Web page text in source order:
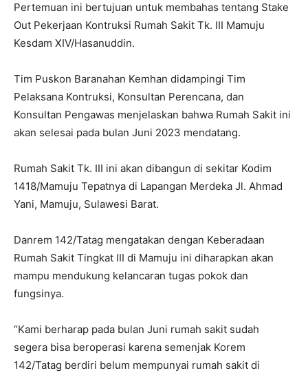
Pertemuan ini bertujuan untuk membahas tentang Stake
Out Pekerjaan Kontruksi Rumah Sakit Tk. III Mamuju
Kesdam XIV/Hasanuddin.
Tim Puskon Baranahan Kemhan didampingi Tim
Pelaksana Kontruksi, Konsultan Perencana, dan
Konsultan Pengawas menjelaskan bahwa Rumah Sakit ini
akan selesai pada bulan Juni 2023 mendatang.
Rumah Sakit Tk. III ini akan dibangun di sekitar Kodim
1418/Mamuju Tepatnya di Lapangan Merdeka Jl. Ahmad
Yani, Mamuju, Sulawesi Barat.
Danrem 142/Tatag mengatakan dengan Keberadaan
Rumah Sakit Tingkat III di Mamuju ini diharapkan akan
mampu mendukung kelancaran tugas pokok dan
fungsinya.
“Kami berharap pada bulan Juni rumah sakit sudah
segera bisa beroperasi karena semenjak Korem
142/Tatag berdiri belum mempunyai rumah sakit di